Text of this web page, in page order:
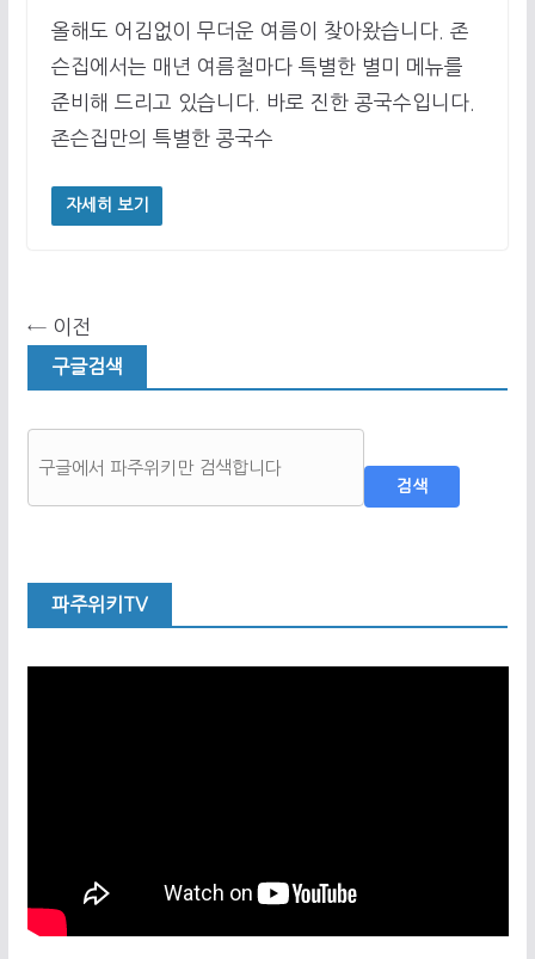
올해도 어김없이 무더운 여름이 찾아왔습니다. 존
슨집에서는 매년 여름철마다 특별한 별미 메뉴를
준비해 드리고 있습니다. 바로 진한 콩국수입니다.
존슨집만의 특별한 콩국수
자세히 보기
← 이전
구글검색
검색
파주위키TV